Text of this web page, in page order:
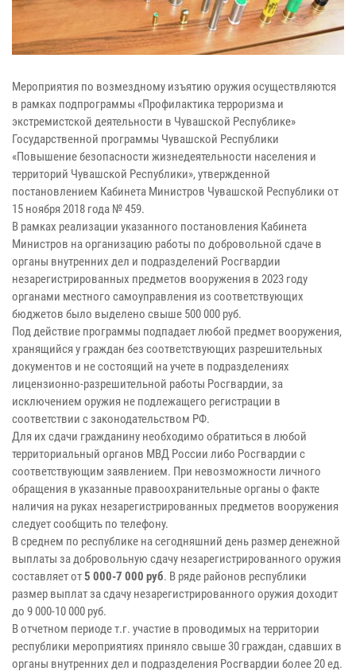
Мероприятия по возмездному изъятию оружия осуществляются
в рамках подпрограммы «Профилактика терроризма и
экстремистской деятельности в Чувашской Республике»
Государственной программы Чувашской Республики
«Повышение безопасности жизнедеятельности населения и
территорий Чувашской Республики», утвержденной
постановлением Кабинета Министров Чувашской Республики от
15 ноября 2018 года № 459.
В рамках реализации указанного постановления Кабинета
Министров на организацию работы по добровольной сдаче в
органы внутренних дел и подразделений Росгвардии
незарегистрированных предметов вооружения в 2023 году
органами местного самоуправления из соответствующих
бюджетов было выделено свыше 500 000 руб.
Под действие программы подпадает любой предмет вооружения,
хранящийся у граждан без соответствующих разрешительных
документов и не состоящий на учете в подразделениях
лицензионно-разрешительной работы Росгвардии, за
исключением оружия не подлежащего регистрации в
соответствии с законодательством РФ.
Для их сдачи гражданину необходимо обратиться в любой
территориальный органов МВД России либо Росгвардии с
соответствующим заявлением. При невозможности личного
обращения в указанные правоохранительные органы о факте
наличия на руках незарегистрированных предметов вооружения
следует сообщить по телефону.
В среднем по республике на сегодняшний день размер денежной
выплаты за добровольную сдачу незарегистрированного оружия
составляет от5 000-7 000 руб. В ряде районов республики
размер выплат за сдачу незарегистрированного оружия доходит
до 9 000-10 000 руб.
В отчетном периоде т.г. участие в проводимых на территории
республики мероприятиях приняло свыше 30 граждан, сдавших в
органы внутренних дел и подразделения Росгвардии более 20 ед.